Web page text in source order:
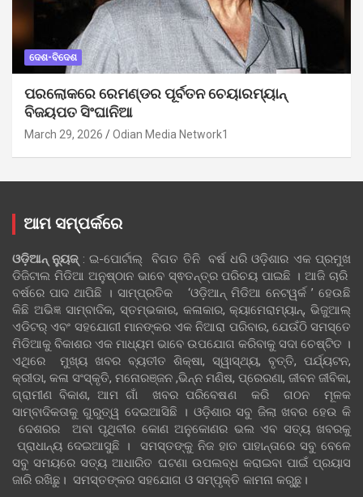
ଦେଶ-ବିଦେଶ
ପରଲୋକରେ ରେମଣ୍ଡର ପୂର୍ବତନ ଚେୟାରମ୍ୟାନ୍
ବିଜୟପତ ସିଂଘାନିଆ
March 29, 2026 Odian Media Network1
ଆମ ସମ୍ପର୍କରେ
ଓଡ଼ିଆନ୍‍ ନ୍ୟୁଜ୍‍: ଇ-ପୋର୍ଟାଲ୍ ବିଗତ ତିନି ବର୍ଷ ଧରି ଓଡ଼ିଶାର ଏକ ପ୍ରମୁଖ
ଡିଜିଟାଲ ମିଡିଆ ଅନୁଷ୍ଠାନ ଭାବେ ସ୍ଵତନ୍ତ୍ର ପରିଚୟ ପାଇଛି । ଆଜି ଚାରି
ବର୍ଷରେ ପାଦ ଥାପିଛି । ସାମ୍ପ୍ରତିକ ‘ଓଡ଼ିଆନ୍‍ ମିଡିଆ ନେଟୱର୍କ ’ ହେଉଛି
କିଛି ଅଭିଜ୍ଞ ସାମ୍ବାଦିକ, ସ୍ତମ୍ଭକାର, କଳାକାର, କ୍ୟାମେରାମ୍ୟାନ୍, ଭିଜୁଆଲ୍
ଏଡିଟର୍ ଏବଂ ସହଯୋଗୀ ମାନଙ୍କର ଏକ ନିଆରା ପରିବାର, ଯେଉଁଠି ସମସ୍ତେ
ମିଡିଆକୁ ବିକାଶର ଏକ ମାଧ୍ୟମ ଭାବେ ଉପଯୋଗ କରିବାକୁ ସଦା ଚେଷ୍ଟିତ ।
ଏଥିରେ ମୁଖ୍ୟ ଖବର ବ୍ୟତୀତ ଶିକ୍ଷା, ସ୍ୱାସ୍ଥ୍ୟ, ବୃତ୍ତି, ପର୍ଯ୍ୟଟନ,
କ୍ରୀଡା, କଳା ସଂସ୍କୃତି, ମନୋରଞ୍ଜନ ,ଭିନ୍ନ ମଣିଷ, ପ୍ରେରଣା, ଜୀବନ ଜୀବିକା,
ଗ୍ରାମୀଣ ବିକାଶ, ଆମ ଗାଁ ଖବର ପରିବେଷଣ କରି ଗଠନ ମୂଳକ
ସାମ୍ବାଦିକତାକୁ ଗୁରୁତ୍ୱ ଦେଇଆସିଛି । ଓଡ଼ିଶାର ସବୁ ଜିଲା ଖବର ହେଉ କି
ଦେଶରର ଅବା ପୃଥିବୀର କୋଣ ଅନୁକୋଣର ଭଲ ଏବ ସତ୍ୟ ଖବରକୁ
ପ୍ରାଧାନ୍ୟ ଦେଇଆସୁଛି । ସମସ୍ତଙ୍କୁ ନିଜ ହାତ ପାହାନ୍ତାରେ ସବୁ ବେଳେ
ସବୁ ସମୟରେ ସତ୍ୟ ଆଧାରିତ ଘଟଣା ଉପଲବ୍ଧ କରାଇବା ପାଇଁ ପ୍ରୟାସ
ଜାରି ରଖିଛୁ। ସମସ୍ତଙ୍କର ସହଯୋଗ ଓ ସମ୍ପୃକ୍ତି କାମନା କରୁଛୁ।